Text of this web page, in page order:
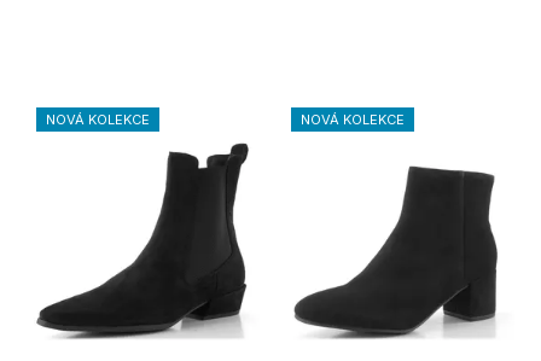
NOVÁ KOLEKCE NOVÁ KOLEKCE